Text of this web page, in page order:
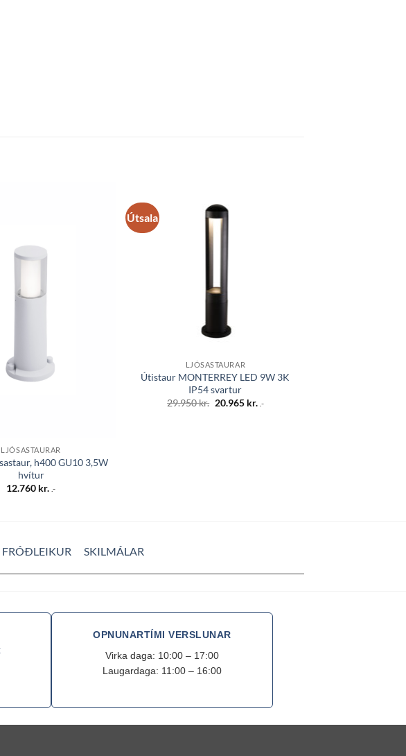
LJÓSASTAURAR
h400 GU10 3,5W
hvítur
12.760 kr. .-
Útsala
LJÓSASTAURAR
Útistaur MONTERREY LED 9W 3K
IP54 svartur
29.950kr. Original
20.965 kr. Current
.-
FRÓÐLEIKUR SKILMÁLAR
OPNUNARTÍMI VERSLUNAR
Virka daga: 10:00 – 17:00
Laugardaga: 11:00 – 16:00